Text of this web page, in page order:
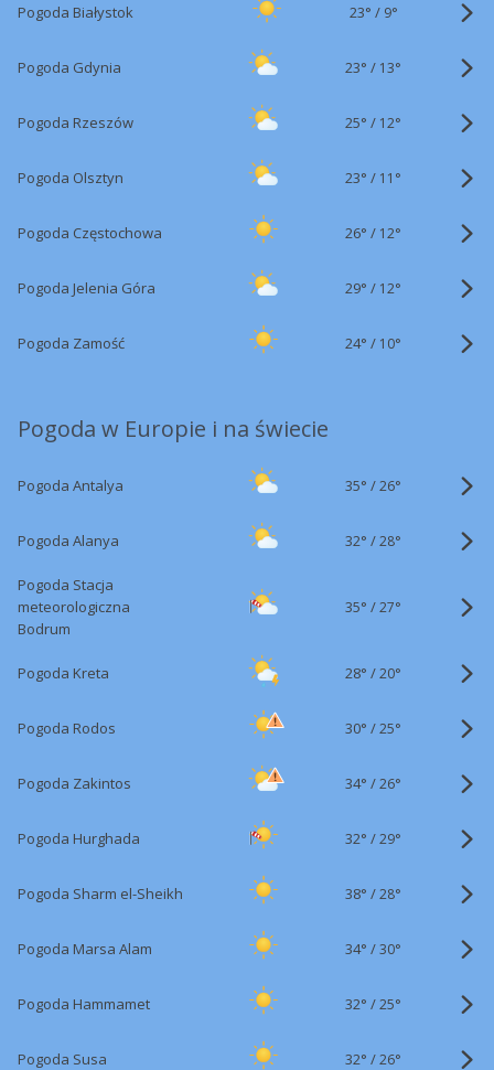
Pogoda Białystok 23° / 9°
Pogoda Gdynia 23° / 13°
Pogoda Rzeszów 25° / 12°
Pogoda Olsztyn 23° / 11°
Pogoda Częstochowa 26° / 12°
Pogoda Jelenia Góra 29° / 12°
Pogoda Zamość 24° / 10°
Pogoda w Europie i na świecie
Pogoda Antalya 35° /26°
Pogoda Alanya 32° /28°
Pogoda Stacja
meteorologiczna
Bodrum
35° /27°
Pogoda Kreta 28° /20°
Pogoda Rodos 30° /25°
Pogoda Zakintos 34° /26°
Pogoda Hurghada 32° /29°
Pogoda Sharm el-Sheikh 38° /28°
Pogoda Marsa Alam 34° /30°
Pogoda Hammamet 32° /25°
Pogoda Susa 32° /26°